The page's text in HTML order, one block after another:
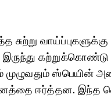
ஸ்பெயின்
ஈர்த்தன. இந்த